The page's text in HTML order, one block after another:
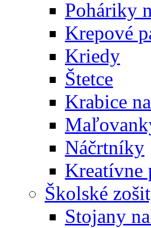
Poháriky
Krepové
Kriedy
Štetce
Krabice
Náčrtníky
Kreatívne
Školské
Stojany